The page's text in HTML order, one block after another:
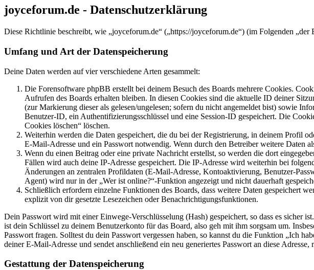
joyceforum.de - Datenschutzerklärung
Diese Richtlinie beschreibt, wie „joyceforum.de“ („https://joyceforum.de“) (im Folgenden
Umfang und Art der Datenspeicherung
Deine Daten werden auf vier verschiedene Arten gesammelt:
Die Forensoftware phpBB erstellt bei deinem Besuch des Boards mehrere Cookies.
Aufrufen des Boards erhalten bleiben. In diesen Cookies sind die aktuelle ID deiner
(zur Markierung dieser als gelesen/ungelesen; sofern du nicht angemeldet bist) sowie
Benutzer-ID, ein Authentifizierungsschlüssel und eine Session-ID gespeichert. Die
Cookies löschen“ löschen.
Weiterhin werden die Daten gespeichert, die du bei der Registrierung, in deinem Profil
E-Mail-Adresse und ein Passwort notwendig. Wenn durch den Betreiber weitere Daten
Wenn du einen Beitrag oder eine private Nachricht erstellst, so werden die dort
Fällen wird auch deine IP-Adresse gespeichert. Die IP-Adresse wird weiterhin bei
Änderungen an zentralen Profildaten (E-Mail-Adresse, Kontoaktivierung, Benutzer-
Agent) wird nur in der „Wer ist online?“-Funktion angezeigt und nicht dauerhaft
Schließlich erfordern einzelne Funktionen des Boards, dass weitere Daten gespeichert
explizit von dir gesetzte Lesezeichen oder Benachrichtigungsfunktionen.
Dein Passwort wird mit einer Einwege-Verschlüsselung (Hash) gespeichert, so dass es sicher
ist dein Schlüssel zu deinem Benutzerkonto für das Board, also geh mit ihm sorgsam um.
Passwort fragen. Solltest du dein Passwort vergessen haben, so kannst du die Funktion „Ich
deiner E-Mail-Adresse und sendet anschließend ein neu generiertes Passwort an diese
Gestattung der Datenspeicherung